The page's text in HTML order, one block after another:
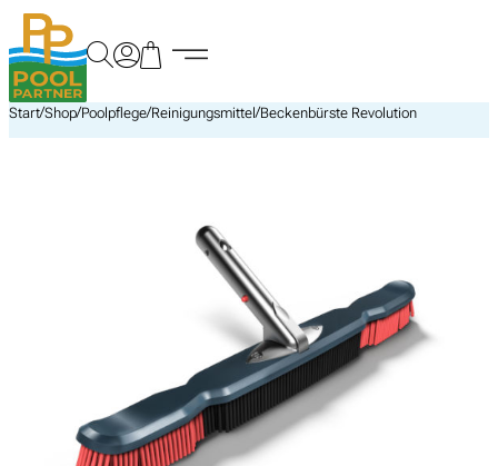
Zum
Inhalt
springen
Start/Shop/Poolpflege/Reinigungsmittel/Beckenbürste Revolution